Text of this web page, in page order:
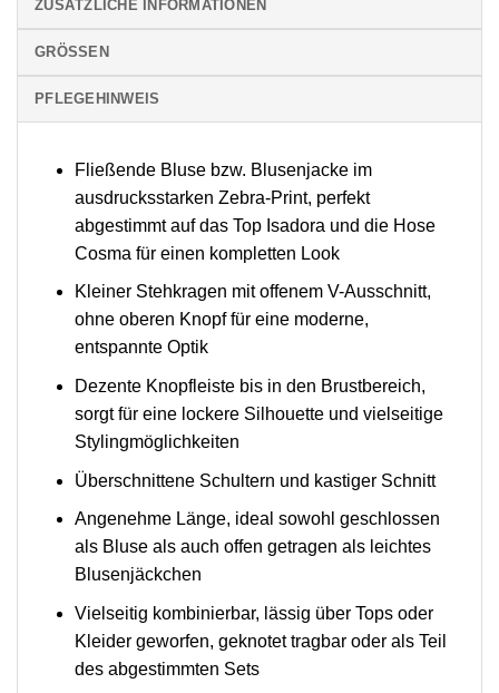
ZUSÄTZLICHE INFORMATIONEN
GRÖSSEN
PFLEGEHINWEIS
Fließende Bluse bzw. Blusenjacke im
ausdrucksstarken Zebra-Print, perfekt
abgestimmt auf das Top Isadora und die Hose
Cosma für einen kompletten Look
Kleiner Stehkragen mit offenem V-Ausschnitt,
ohne oberen Knopf für eine moderne,
entspannte Optik
Dezente Knopfleiste bis in den Brustbereich,
sorgt für eine lockere Silhouette und vielseitige
Stylingmöglichkeiten
Überschnittene Schultern und kastiger Schnitt
Angenehme Länge, ideal sowohl geschlossen
als Bluse als auch offen getragen als leichtes
Blusenjäckchen
Vielseitig kombinierbar, lässig über Tops oder
Kleider geworfen, geknotet tragbar oder als Teil
des abgestimmten Sets